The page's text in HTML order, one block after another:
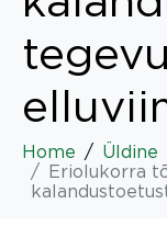
Home
Üldine
Eriolukorra